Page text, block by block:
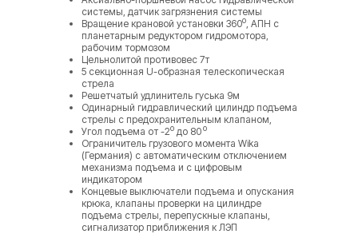
системы, датчик загрязнения системы
Вращение крановой установки 360о, АПН с
планетарным редуктором гидромотора,
рабочим тормозом
Цельнолитой противовес 7т
5 секционная U-образная телескопическая
стрела
Решетчатый удлинитель гуська 9м
Одинарный гидравлический цилиндр подъема
стрелы с предохранительным клапаном,
Угол подъема от -2о до 80о
Ограничитель грузового момента Wika
(Германия) с автоматическим отключением
механизма подъема и с цифровым
индикатором
Концевые выключатели подъема и опускания
крюка, клапаны проверки на цилиндре
подъема стрелы, перепускные клапаны,
сигнализатор приближения к ЛЭП